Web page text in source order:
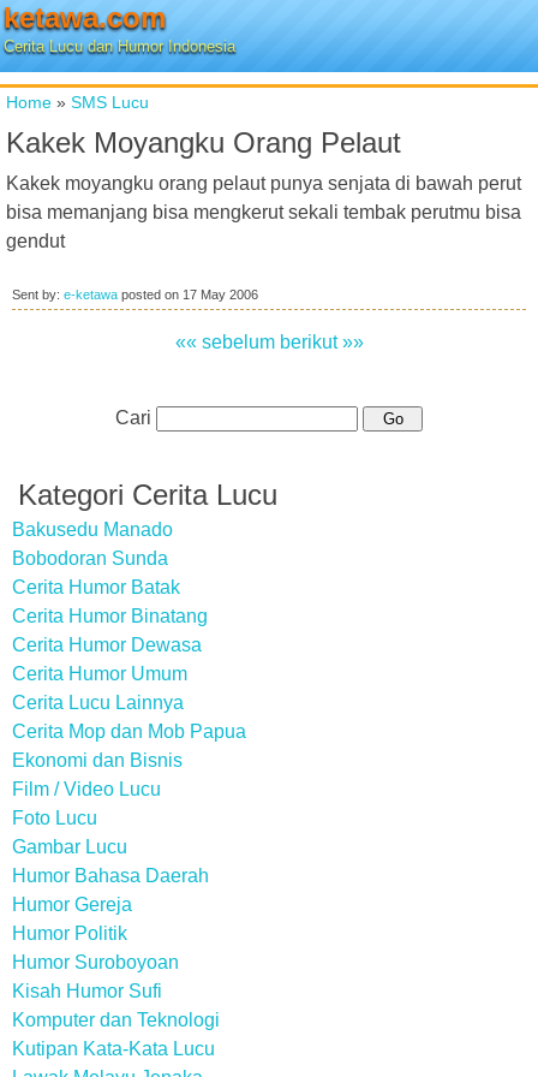
ketawa.com
Cerita Lucu dan Humor Indonesia
Home » SMS Lucu
Kakek Moyangku Orang Pelaut
Kakek moyangku orang pelaut punya senjata di bawah perut
bisa memanjang bisa mengkerut sekali tembak perutmu bisa
gendut
Sent by: e-ketawa posted on 17 May 2006
«« sebelum berikut »»
Cari
Kategori Cerita Lucu
Bakusedu Manado
Bobodoran Sunda
Cerita Humor Batak
Cerita Humor Binatang
Cerita Humor Dewasa
Cerita Humor Umum
Cerita Lucu Lainnya
Cerita Mop dan Mob Papua
Ekonomi dan Bisnis
Film / Video Lucu
Foto Lucu
Gambar Lucu
Humor Bahasa Daerah
Humor Gereja
Humor Politik
Humor Suroboyoan
Kisah Humor Sufi
Komputer dan Teknologi
Kutipan Kata-Kata Lucu